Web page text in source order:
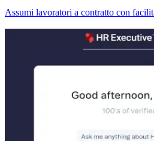
Assumi lavoratori a contratto con